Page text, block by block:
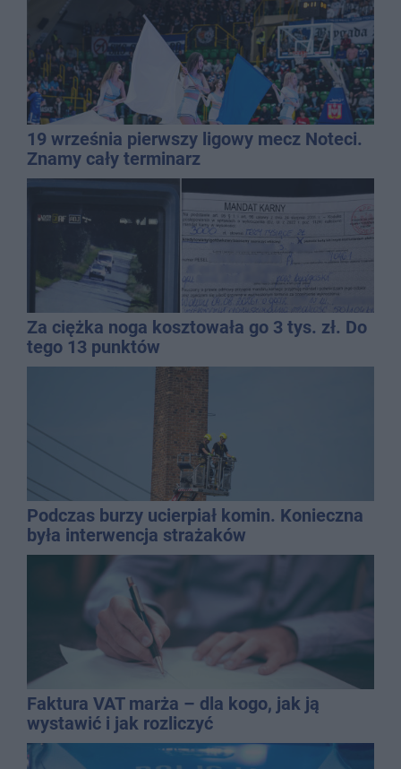
19 września pierwszy ligowy mecz Noteci.
Znamy cały terminarz
Za ciężka noga kosztowała go 3 tys. zł. Do
tego 13 punktów
Podczas burzy ucierpiał komin. Konieczna
była interwencja strażaków
Faktura VAT marża – dla kogo, jak ją
wystawić i jak rozliczyć